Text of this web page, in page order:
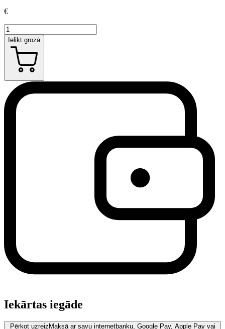
€
Ielikt grozā
Iekārtas iegāde
Pērkot uzreiz Maksā ar savu internetbanku, Google Pay, Apple Pay vai